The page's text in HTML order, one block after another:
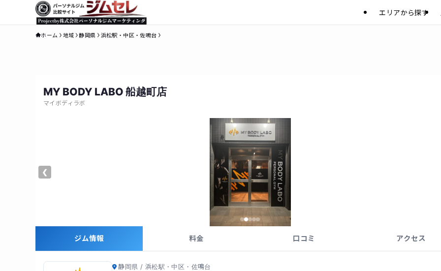
エリアから探す
ホーム 地域 静岡県 浜松駅・中区・佐鳴台
MY BODY LABO 船越町店
マイボディラボ
❮
ジム情報 料金 口コミ アクセス
静岡県 / 浜松駅・中区・佐鳴台